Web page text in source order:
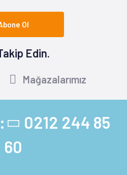
Ol
Edin.
Mağazalarımız
: 0212 244 85
60